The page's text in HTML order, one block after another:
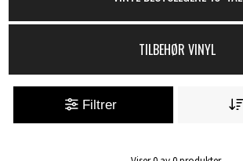
TILBEHØR VINYL
Filtrer